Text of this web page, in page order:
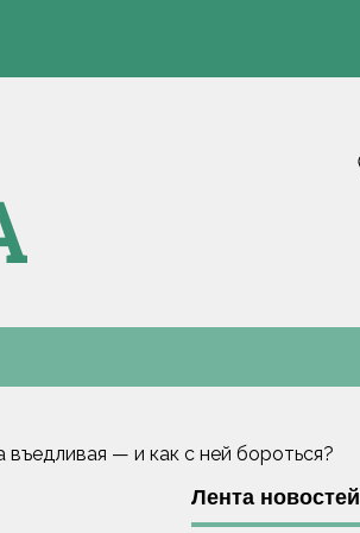
— и как с ней бороться?
Лента новостей